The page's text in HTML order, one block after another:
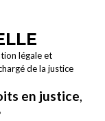
légale et
de la justice
en justice,